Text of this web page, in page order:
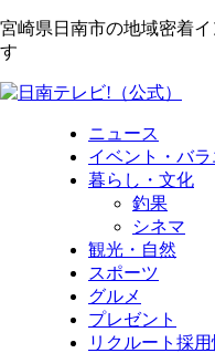
宮崎県日南市の地域密着
す
ニュース
イベント・バラ
暮らし・文化
釣果
シネマ
観光・自然
スポーツ
グルメ
プレゼント
リクルート採用